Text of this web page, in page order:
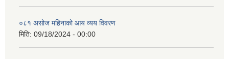
०८१ असोज महिनाको आय व्यय विवरण
मिति: 09/18/2024 - 00:00